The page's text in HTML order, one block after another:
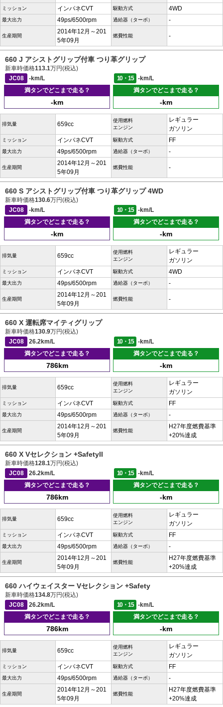
ミッション インパネCVT 駆動方式 4WD
最大出力 49ps/6500rpm 過給器（ターボ） -
生産期間
2014年12月～201
5年09月
燃費性能 -
660 J アシストグリップ付車 つり革グリップ
新車時価格113.1万円(税込)
JC08
-km/L 10・15
-km/L
満タンでどこまで走る？
-km
満タンでどこまで走る？
-km
排気量 659cc
使用燃料
エンジン
レギュラー
ガソリン
ミッション インパネCVT 駆動方式 FF
最大出力 49ps/6500rpm 過給器（ターボ） -
生産期間
2014年12月～201
5年09月
燃費性能 -
660 S アシストグリップ付車 つり革グリップ 4WD
新車時価格130.6万円(税込)
JC08
-km/L 10・15
-km/L
満タンでどこまで走る？
-km
満タンでどこまで走る？
-km
排気量 659cc
使用燃料
エンジン
レギュラー
ガソリン
ミッション インパネCVT 駆動方式 4WD
最大出力 49ps/6500rpm 過給器（ターボ） -
生産期間
2014年12月～201
5年09月
燃費性能 -
660 X 運転席マイティグリップ
新車時価格130.9万円(税込)
JC08
26.2km/L 10・15
-km/L
満タンでどこまで走る？
786km
満タンでどこまで走る？
-km
排気量 659cc
使用燃料
エンジン
レギュラー
ガソリン
ミッション インパネCVT 駆動方式 FF
最大出力 49ps/6500rpm 過給器（ターボ） -
生産期間
2014年12月～201
5年09月
燃費性能
H27年度燃費基準
+20%達成
660 X Vセレクション +SafetyII
新車時価格128.1万円(税込)
JC08
26.2km/L 10・15
-km/L
満タンでどこまで走る？
786km
満タンでどこまで走る？
-km
排気量 659cc
使用燃料
エンジン
レギュラー
ガソリン
ミッション インパネCVT 駆動方式 FF
最大出力 49ps/6500rpm 過給器（ターボ） -
生産期間
2014年12月～201
5年09月
燃費性能
H27年度燃費基準
+20%達成
660 ハイウェイスター Vセレクション +Safety
新車時価格134.8万円(税込)
JC08
26.2km/L 10・15
-km/L
満タンでどこまで走る？
786km
満タンでどこまで走る？
-km
排気量 659cc
使用燃料
エンジン
レギュラー
ガソリン
ミッション インパネCVT 駆動方式 FF
最大出力 49ps/6500rpm 過給器（ターボ） -
生産期間
2014年12月～201
5年09月
燃費性能
H27年度燃費基準
+20%達成